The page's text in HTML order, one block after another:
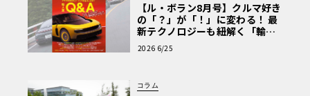
【ル・ボラン8月号】クルマ好き
の「？」が「！」に変わる！ 最
新テクノロジーも紐解く「輸入
車Q&A」
2026 6/25
コラム